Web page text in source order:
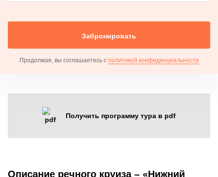
Забронировать
Продолжая, вы соглашаетесь с политикой конфиденциальности
Получить программу тура в pdf
Описание речного круиза – «Нижний